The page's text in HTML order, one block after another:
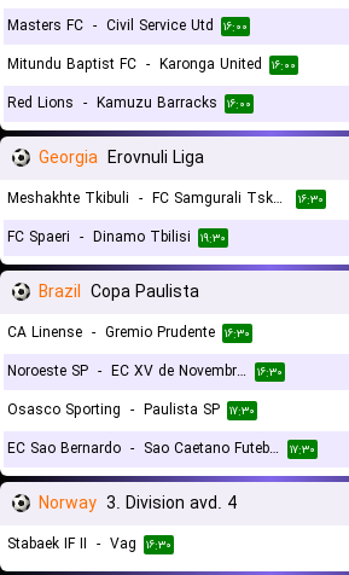
Masters FC - Civil Service Utd ۱۶:۰۰
Mitundu Baptist FC - Karonga United ۱۶:۰۰
Red Lions - Kamuzu Barracks ۱۶:۰۰
Georgia Erovnuli Liga
Meshakhte Tkibuli - FC Samgurali Tskaltubo ۱۶:۳۰
FC Spaeri - Dinamo Tbilisi ۱۹:۳۰
Brazil Copa Paulista
CA Linense - Gremio Prudente ۱۶:۳۰
Noroeste SP - EC XV de Novembro (Piracicaba) ۱۶:۳۰
Osasco Sporting - Paulista SP ۱۷:۳۰
EC Sao Bernardo - Sao Caetano Futebol ۱۷:۳۰
Norway 3. Division avd. 4
Stabaek IF II - Vag ۱۶:۳۰